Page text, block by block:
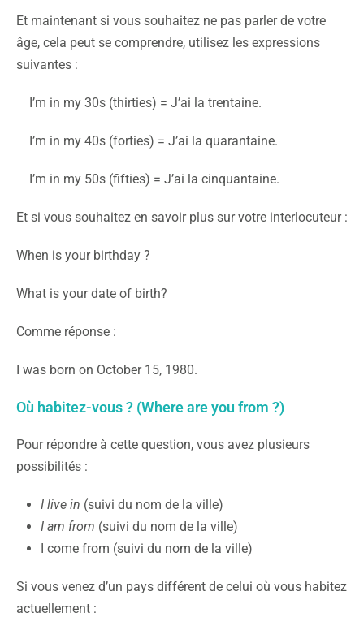
Et maintenant si vous souhaitez ne pas parler de votre
âge, cela peut se comprendre, utilisez les expressions
suivantes :
I’m in my 30s (thirties) = J’ai la trentaine.
I’m in my 40s (forties) = J’ai la quarantaine.
I’m in my 50s (fifties) = J’ai la cinquantaine.
Et si vous souhaitez en savoir plus sur votre interlocuteur :
When is your birthday ?
What is your date of birth?
Comme réponse :
I was born on October 15, 1980.
Où habitez-vous ? (Where are you from ?)
Pour répondre à cette question, vous avez plusieurs
possibilités :
I live in (suivi du nom de la ville)
I am from (suivi du nom de la ville)
I come from (suivi du nom de la ville)
Si vous venez d’un pays différent de celui où vous habitez
actuellement :